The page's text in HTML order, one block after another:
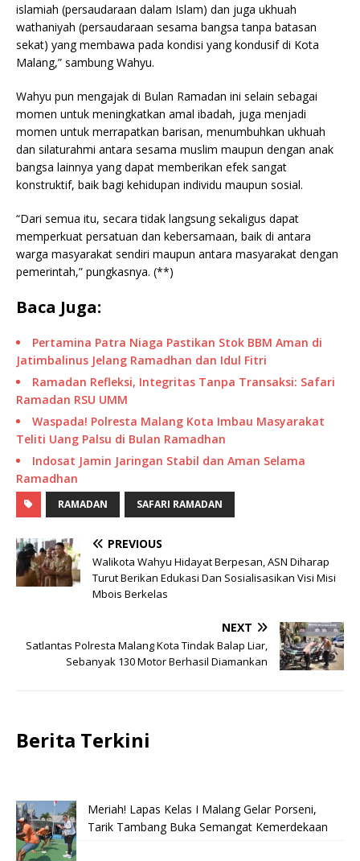
islamiah (persaudaraan dalam Islam) dan juga ukhuah
wathaniyah (persaudaraan sesama bangsa tanpa batasan
sekat) yang membawa pada kondisi yang kondusif di Kota
Malang,” sambung Wahyu.
Wahyu pun mengajak di Bulan Ramadan ini selain sebagai
momen untuk meningkatkan amal ibadah, juga menjadi
momen untuk merrapatkan barisan, menumbuhkan ukhuah
dan silaturahmi antara sesama muslim maupun dengan anak
bangsa lainnya yang dapat memberikan efek sangat
konstruktif, baik bagi kehidupan individu maupun sosial.
“Dari semua itu, secara tidak langsung sekaligus dapat
memperkuat persatuan dan kebersamaan, baik di antara
warga masyarakat sendiri maupun antara masyarakat dengan
pemerintah,” pungkasnya. (**)
Baca Juga:
Pertamina Patra Niaga Pastikan Stok BBM Aman di
Jatimbalinus Jelang Ramadhan dan Idul Fitri
Ramadan Refleksi, Integritas Tanpa Transaksi: Safari
Ramadan RSU UMM
Waspada! Polresta Malang Kota Imbau Masyarakat
Teliti Uang Palsu di Bulan Ramadhan
Indosat Jamin Jaringan Stabil dan Aman Selama
Ramadhan
RAMADAN SAFARI RAMADAN
PREVIOUS
Walikota Wahyu Hidayat Berpesan, ASN Diharap
Turut Berikan Edukasi Dan Sosialisasikan Visi Misi
Mbois Berkelas
NEXT
Satlantas Polresta Malang Kota Tindak Balap Liar,
Sebanyak 130 Motor Berhasil Diamankan
Berita Terkini
Meriah! Lapas Kelas I Malang Gelar Porseni,
Tarik Tambang Buka Semangat Kemerdekaan